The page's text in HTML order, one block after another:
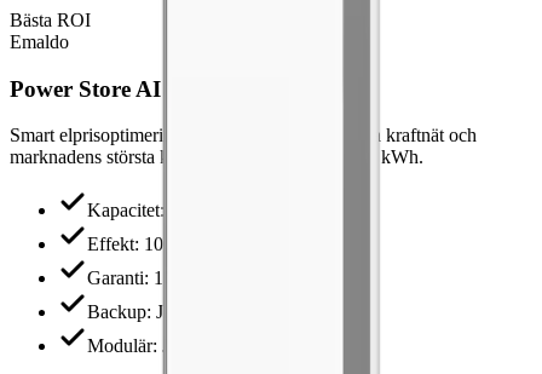
Bästa ROI
Emaldo
Power Store AI
Smart elprisoptimering, stödtjänster mot Svenska kraftnät och
marknadens största kapacitetsspann — 5 till 143 kWh.
Kapacitet:
Effekt: 10.8 kW
Garanti: 10 år
Backup: Ja
Modulär: Ja